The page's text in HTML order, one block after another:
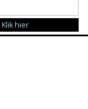
Klik hier